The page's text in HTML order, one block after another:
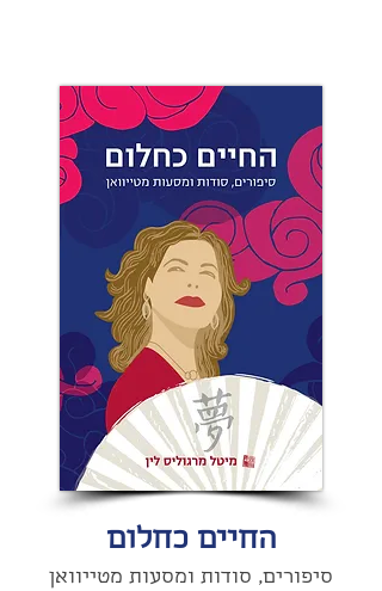
החיים כחלום
סיפורים, סודות ומסעות מטייוואן